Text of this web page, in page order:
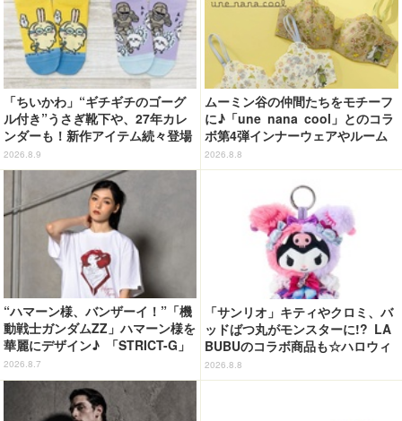
「ちいかわ」“ギチギチのゴーグ
ル付き”うさぎ靴下や、27年カレ
ンダーも！新作アイテム続々登場
2026.8.9
ムーミン谷の仲間たちをモチーフ
に♪「une nana cool」とのコラ
ボ第4弾インナーウェアやルーム
ウェアが登場！
2026.8.8
“ハマーン様、バンザーイ！”「機
動戦士ガンダムZZ」ハマーン様を
華麗にデザイン♪ 「STRICT-G」
Tシャツなどミニコレクション登
場
2026.8.7
「サンリオ」キティやクロミ、バ
ッドばつ丸がモンスターに!? LA
BUBUのコラボ商品も☆ハロウィ
ーングッズ情報が到着【サンリオ
ピューロランド】
2026.8.8